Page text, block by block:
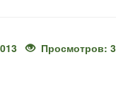
Просмотров: